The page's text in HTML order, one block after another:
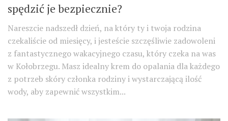
spędzić je bezpiecznie?
Nareszcie nadszedł dzień, na który ty i twoja rodzina
czekaliście od miesięcy, i jesteście szczęśliwie zadowoleni
z fantastycznego wakacyjnego czasu, który czeka na was
w Kołobrzegu. Masz idealny krem do opalania dla każdego
z potrzeb skóry członka rodziny i wystarczającą ilość
wody, aby zapewnić wszystkim...